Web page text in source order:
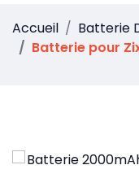
Accueil Batterie
Batterie pour